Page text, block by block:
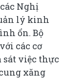
Nghị
lý kinh
ổn. Bộ
các cơ
sát việc thực
xăng